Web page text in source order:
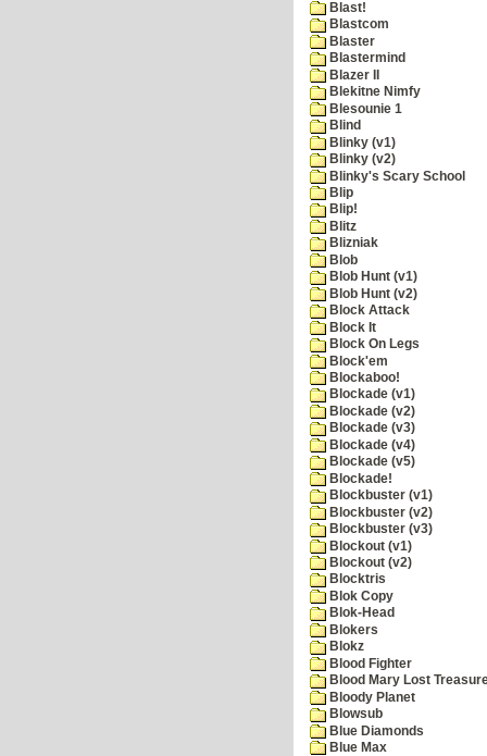
Blast!
Blastcom
Blaster
Blastermind
Blazer II
Blekitne Nimfy
Blesounie 1
Blind
Blinky (v1)
Blinky (v2)
Blinky's Scary School
Blip
Blip!
Blitz
Blizniak
Blob
Blob Hunt (v1)
Blob Hunt (v2)
Block Attack
Block It
Block On Legs
Block'em
Blockaboo!
Blockade (v1)
Blockade (v2)
Blockade (v3)
Blockade (v4)
Blockade (v5)
Blockade!
Blockbuster (v1)
Blockbuster (v2)
Blockbuster (v3)
Blockout (v1)
Blockout (v2)
Blocktris
Blok Copy
Blok-Head
Blokers
Blokz
Blood Fighter
Blood Mary Lost
Bloody Planet
Blowsub
Blue Diamonds
Blue Max